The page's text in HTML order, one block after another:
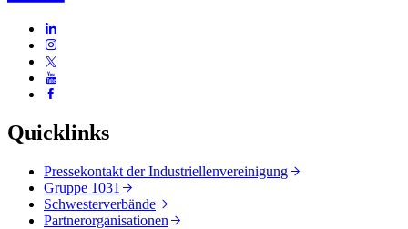
Quicklinks
Pressekontakt der Industriellenvereinigung
Gruppe 1031
Schwesterverbände
Partnerorganisationen